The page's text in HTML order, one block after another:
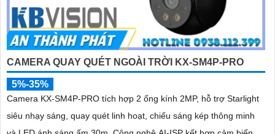
CAMERA QUAY QUÉT NGOÀI TRỜI KX-SM4P-PRO
5%-35%
Camera KX-SM4P-PRO tích hợp 2 ống kính 2MP, hỗ trợ Starlight
siêu nhạy sáng, quay quét linh hoạt, chiếu sáng kép thông minh